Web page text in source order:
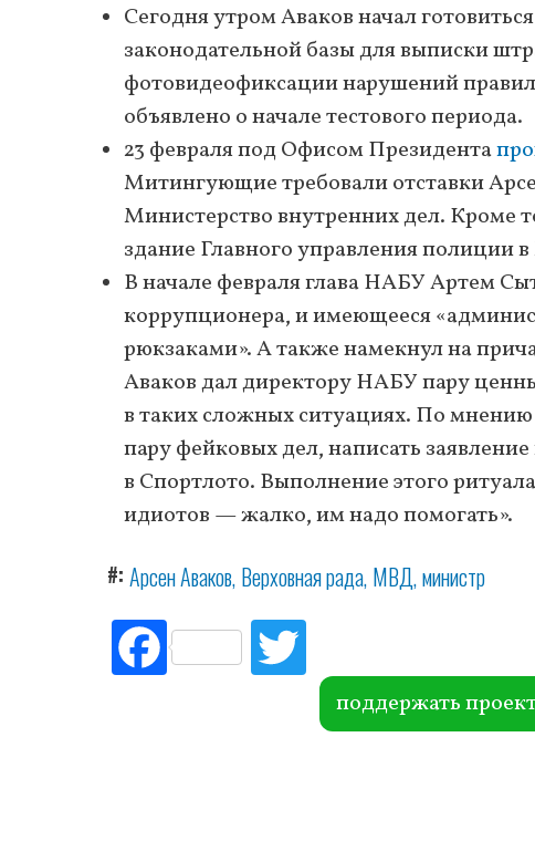
Сегодня утром Аваков начал
законодательной базы для выписки
фотовидеофиксации нарушений
объявлено о начале тестового периода.
23 февраля под Офисом Президента
Митингующие требовали отставки
Министерство внутренних дел. Кроме
здание Главного управления полиции
В начале февраля глава НАБУ Артем
коррупционера, и имеющееся
рюкзаками». А также намекнул на
Аваков дал директору НАБУ пару
в таких сложных ситуациях. По
пару фейковых дел, написать
в Спортлото. Выполнение этого
идиотов — жалко, им надо помогать».
# Арсен Аваков Верховная рада МВД министр
Fac
ebo itte
r поддержать